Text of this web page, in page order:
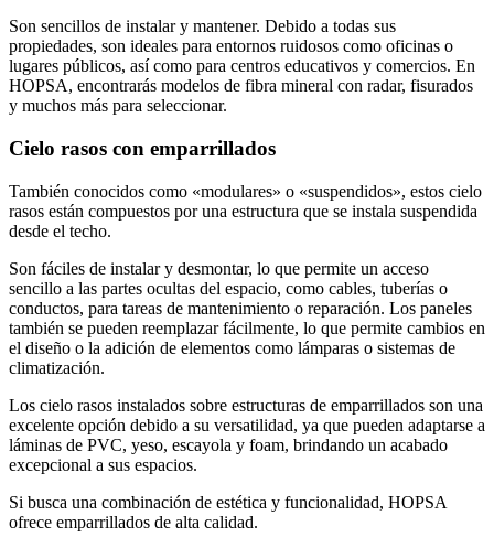
Son sencillos de instalar y mantener. Debido a todas sus
propiedades, son ideales para entornos ruidosos como oficinas o
lugares públicos, así como para centros educativos y comercios. En
HOPSA, encontrarás modelos de fibra mineral con radar, fisurados
y muchos más para seleccionar.
Cielo rasos con emparrillados
También conocidos como «modulares» o «suspendidos», estos cielo
rasos están compuestos por una estructura que se instala suspendida
desde el techo.
Son fáciles de instalar y desmontar, lo que permite un acceso
sencillo a las partes ocultas del espacio, como cables, tuberías o
conductos, para tareas de mantenimiento o reparación. Los paneles
también se pueden reemplazar fácilmente, lo que permite cambios en
el diseño o la adición de elementos como lámparas o sistemas de
climatización.
Los cielo rasos instalados sobre estructuras de emparrillados son una
excelente opción debido a su versatilidad, ya que pueden adaptarse a
láminas de PVC, yeso, escayola y foam, brindando un acabado
excepcional a sus espacios.
Si busca una combinación de estética y funcionalidad, HOPSA
ofrece emparrillados de alta calidad.